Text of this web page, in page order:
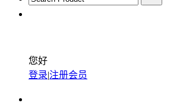
您好
登录|注册会员